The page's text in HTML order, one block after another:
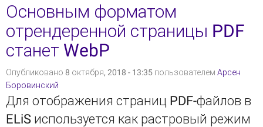
Основным форматом
отрендеренной страницы PDF
станет WebP
Опубликовано 8 октября, 2018 - 13:35 пользователем Арсен
Боровинский
Для отображения страниц PDF-файлов в
ELiS используется как растровый режим